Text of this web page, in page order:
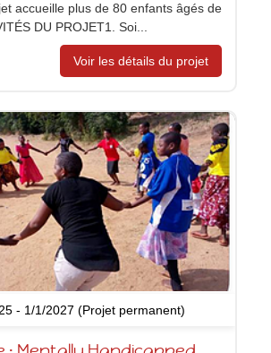
accueille plus de 80 enfants âgés de
DU PROJET1. Soi...
Voir les détails du projet
- 1/1/2027 (Projet permanent)